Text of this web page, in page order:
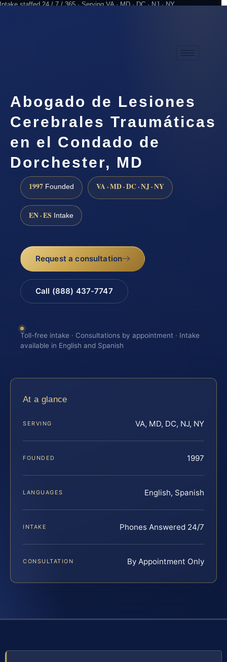
Intake staffed 24 / 7 / 365 · Serving VA · MD · DC · NJ · NY
Abogado de Lesiones
Cerebrales Traumáticas
en el Condado de
Dorchester, MD
1997 Founded VA · MD · DC · NJ · NY
EN · ES Intake
Request a consultation
Call (888) 437-7747
Toll-free intake · Consultations by appointment · Intake
available in English and Spanish
At a glance
SERVING VA, MD, DC, NJ, NY
FOUNDED 1997
LANGUAGES English, Spanish
INTAKE Phones Answered 24/7
CONSULTATION By Appointment Only